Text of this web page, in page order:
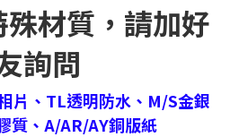
材質，請加好
詢問
片、 TL透明防水、 M/S金銀
質、 A/AR/AY銅版紙